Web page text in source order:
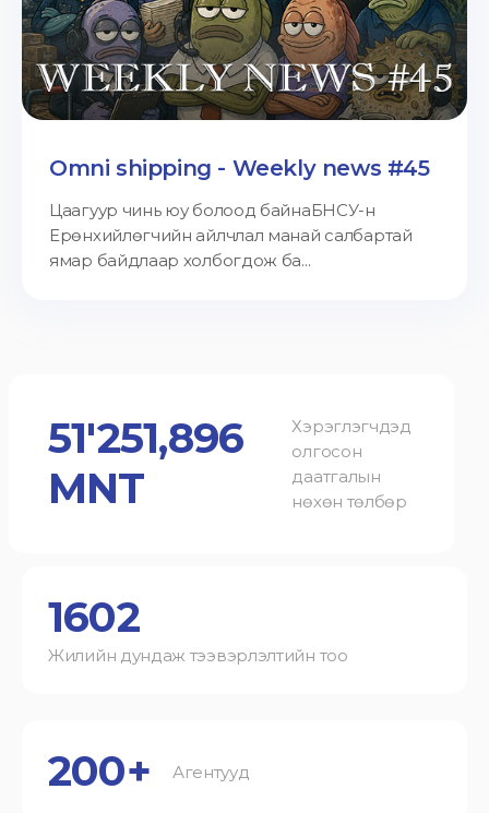
Omni shipping - Weekly news #45
Цаагуур чинь юу болоод байнаБНСУ-н
Ерөнхийлөгчийн айлчлал манай салбартай
ямар байдлаар холбогдож ба...
51'251,896
MNT
Хэрэглэгчдэд
олгосон
даатгалын
нөхөн төлбөр
1602
Жилийн дундаж тээвэрлэлтийн тоо
200+ Агентууд